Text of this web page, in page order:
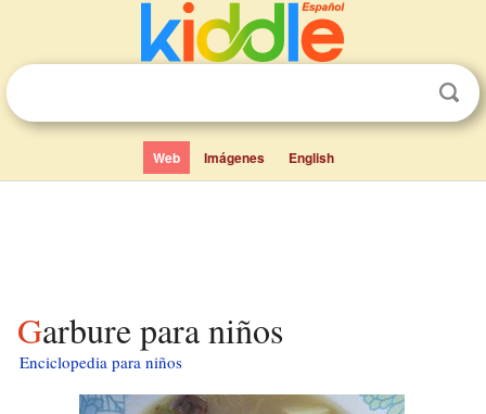
Web Imágenes English
Garbure para niños
Enciclopedia para niños